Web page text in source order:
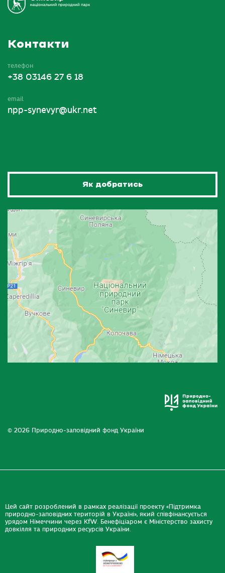
Контакти
телефон
+38 03146 27 6 18
email
npp-synevyr@ukr.net
Як добратись
© 2026 Природно-заповідний фонд України
Цей сайт розроблений в рамках реалізації проекту «Підтримка
природно-заповідних територій в Україні», який співфінансується
урядом Німеччини через KfW. Бенефіціаром є Міністерство захисту
довкілля та природних ресурсів України.